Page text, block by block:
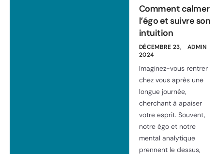
Comment calmer
l’égo et suivre son
intuition
DÉCEMBRE 23,
2024
ADMIN
Imaginez-vous rentrer
chez vous après une
longue journée,
cherchant à apaiser
votre esprit. Souvent,
notre égo et notre
mental analytique
prennent le dessus,